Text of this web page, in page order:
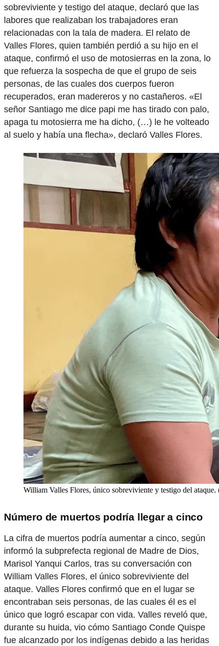
sobreviviente y testigo del ataque, declaró que las
labores que realizaban los trabajadores eran
relacionadas con la tala de madera. El relato de
Valles Flores, quien también perdió a su hijo en el
ataque, confirmó el uso de motosierras en la zona, lo
que refuerza la sospecha de que el grupo de seis
personas, de las cuales dos cuerpos fueron
recuperados, eran madereros y no castañeros. «El
señor Santiago me dice papi me has tirado con palo,
apaga tu motosierra me ha dicho, (…) le he volteado
al suelo y había una flecha», declaró Valles Flores.
William Valles Flores, único sobreviviente y testigo del
Número de muertos podría llegar a cinco
La cifra de muertos podría aumentar a cinco, según
informó la subprefecta regional de Madre de Dios,
Marisol Yanqui Carlos, tras su conversación con
William Valles Flores, el único sobreviviente del
ataque. Valles Flores confirmó que en el lugar se
encontraban seis personas, de las cuales él es el
único que logró escapar con vida. Valles reveló que,
durante su huida, vio cómo Santiago Conde Quispe
fue alcanzado por los indígenas debido a las heridas